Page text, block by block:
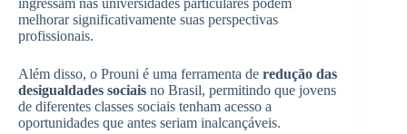
ingressam nas universidades particulares podem
melhorar significativamente suas perspectivas
profissionais.
Além disso, o Prouni é uma ferramenta de redução das
desigualdades sociais no Brasil, permitindo que jovens
de diferentes classes sociais tenham acesso a
oportunidades que antes seriam inalcançáveis.